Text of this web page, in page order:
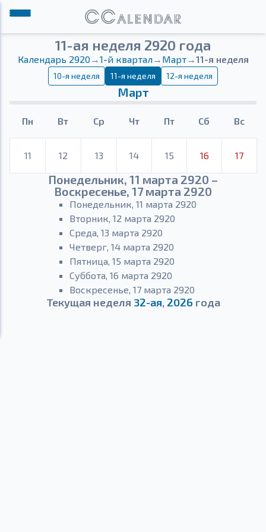
11-ая неделя 2920 года
Календарь 2920→1-й квартал→ Март→11-я неделя
10-я неделя 11-я неделя 12-я неделя
Март
Пн Вт Ср Чт Пт Сб Вс
11 12 13 14 15 16 17
Понедельник, 11 марта 2920 –
Воскресенье, 17 марта 2920
Понедельник, 11 марта 2920
Вторник, 12 марта 2920
Среда, 13 марта 2920
Четверг, 14 марта 2920
Пятница, 15 марта 2920
Суббота, 16 марта 2920
Воскресенье, 17 марта 2920
Текущая неделя 32-ая, 2026 года